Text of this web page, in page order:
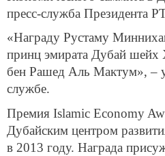
пресс-служба Президента
«Награду Рустаму
принц эмирата Дубай
бен Рашед Аль Мактум», –
службе.
Премия Islamic Economy
Дубайским центром
в 2013 году. Награда